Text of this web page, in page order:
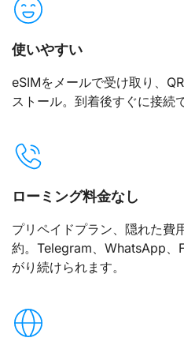
使いやすい
eSIMをメールで受け取り、
ストール。到着後すぐに接続
ローミング料金なし
プリペイドプラン、隠れた費
約。Telegram、WhatsApp、
がり続けられます。